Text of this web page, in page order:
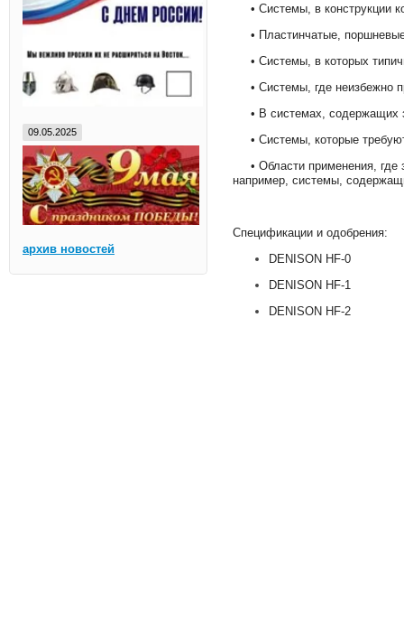
09.05.2025
архив новостей
• Системы, в конструкции
• Пластинчатые, поршневые
• Системы, в которых
• Системы, где неизбежно
• В системах, содержащих
• Системы, которые
• Области применения, где
например, системы,
Спецификации и одобрения:
DENISON HF-0
DENISON HF-1
DENISON HF-2